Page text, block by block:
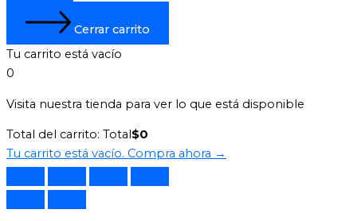
Cerrar carrito
Tu carrito está vacío
0
Visita nuestra tienda para ver lo que está disponible
Total del carrito: Total$0
Tu carrito está vacío. Compra ahora →